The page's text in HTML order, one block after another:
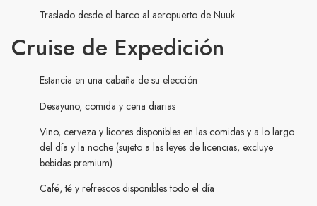
Traslado desde el barco al aeropuerto de Nuuk
Cruise de Expedición
Estancia en una cabaña de su elección
Desayuno, comida y cena diarias
Vino, cerveza y licores disponibles en las comidas y a lo largo
del día y la noche (sujeto a las leyes de licencias, excluye
bebidas premium)
Café, té y refrescos disponibles todo el día